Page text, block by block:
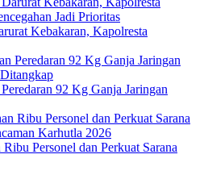
Kebakaran, Kapolresta
92 Kg Ganja Jaringan
Personel dan Perkuat Sarana